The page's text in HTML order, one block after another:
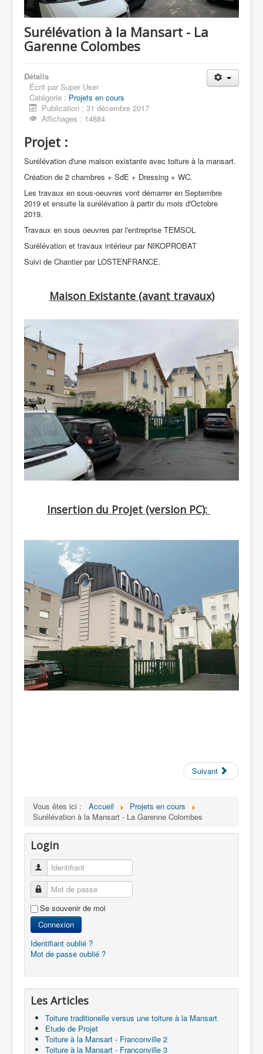
Surélévation à la Mansart - La
Garenne Colombes
Détails
Écrit par Super User
Catégorie : Projets en cours
Publication : 31 décembre 2017
Affichages : 14884
Projet :
Surélévation d'une maison existante avec toiture à la mansart.
Création de 2 chambres + SdE + Dressing + WC.
Les travaux en sous-oeuvres vont démarrer en Septembre
2019 et ensuite la surélévation à partir du mois d'Octobre
2019.
Travaux en sous oeuvres par l'entreprise TEMSOL
Surélévation et travaux intérieur par NIKOPROBAT
Suivi de Chantier par LOSTENFRANCE.
Maison Existante (avant travaux)
Insertion du Projet (version PC):
Suivant
Vous êtes ici : Accueil
Projets en cours
Surélévation à la Mansart - La Garenne Colombes
Login
Identifiant
Mot de passe
Se souvenir de moi
Connexion
Identifiant oublié ?
Mot de passe oublié ?
Les Articles
Toiture traditionelle versus une toiture à la Mansart
Etude de Projet
Toiture à la Mansart - Franconville 2
Toiture à la Mansart - Franconville 3